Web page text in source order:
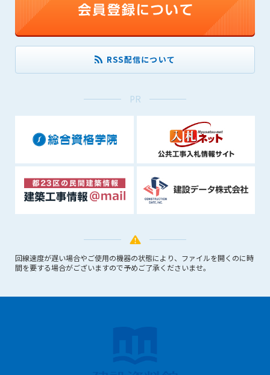
RSS配信について
PR
回線速度が遅い場合やご使用の機器の状態により、ファイルを開くのに時
間を要する場合がございますので予めご了承くださいませ。
と管理者が、判断した場合
(2) 建設資料館の運営および保守管理上、必要と判断した場合
(3) 広告掲載料金の支払が遅延した場合
(4) その他、管理者が不適当と判断した場合
第8条（サービスの変更・中止等）
廃止を含み)し、本サービスの運営を中止または廃止することが
できるものとします。これに起因する会員または他の第三者が
被った損害について管理者は､一切の責任をも負わないものと
します。
ビスの提供に関連して管理者が知り得た会員の個人情報（以下
個人情報といいます）について、管理者は、以下の各号に該当
する場合を除き、第三者に開示または提供しないものとしま
(1) 会員が、自己の個人情報の開示に事前に同意している場合
(2) 個々の会員を特定できない統計的な処理をした形式で第三
者に提供する場合
に必要であると管理者が判断した場合